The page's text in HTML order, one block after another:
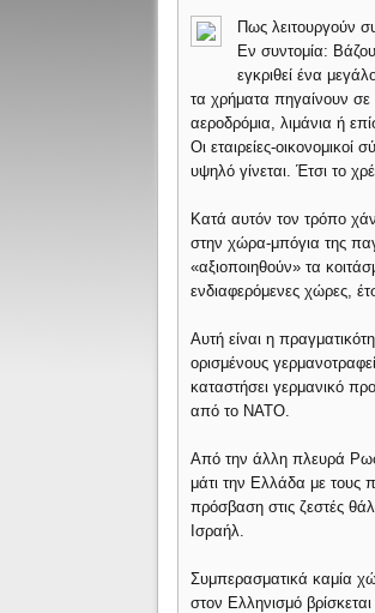
Πως λειτουργούν
Εν συντομία:
εγκριθεί ένα
τα χρήματα πηγαίνουν σε
αεροδρόμια, λιμάνια ή
Οι εταιρείες-
υψηλό γίνεται. Έτσι το
Κατά αυτόν τον τρόπο
στην χώρα-μπόγια της
«αξιοποιηθούν» τα
ενδιαφερόμενες χώρες,
Αυτή είναι η
ορισμένους
καταστήσει γερμανικό
από το ΝΑΤΟ.
Από την άλλη πλευρά
μάτι την Ελλάδα με τους
πρόσβαση στις ζεστές
Ισραήλ.
Συμπερασματικά καμία
στον Ελληνισμό